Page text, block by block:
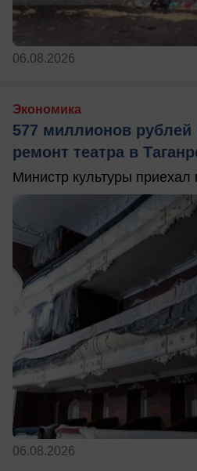
06.08.2026
Экономика
577 миллионов рублей
ремонт театра в
Министр культуры приехал
06.08.2026